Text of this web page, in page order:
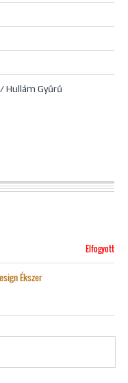
/ Hullám Gyűrű
Elfogyott
Ékszer